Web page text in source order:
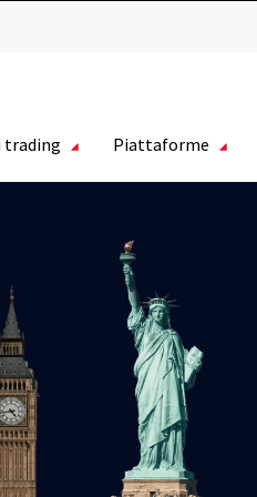
trading Piattaforme